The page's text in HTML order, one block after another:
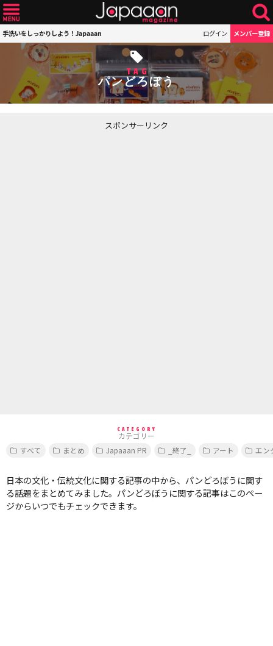
手洗いをしっかりしよう！Japaaan ログイン メンバー登録
TAG
パンどろぼう
スポンサーリンク
CATEGORY
カテゴリー
すべて
まとめ Japaaan PR _終了_ アート エン
日本の文化・伝統文化に関する記事の中から、パンどろぼうに関す
る話題をまとめてみました。パンどろぼうに関する記事はこのペー
ジからいつでもチェックできます。